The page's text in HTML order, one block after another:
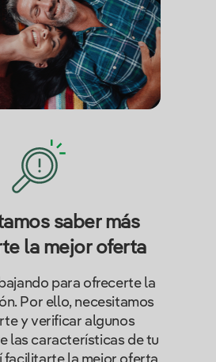
saber más
la mejor oferta
para ofrecerte la
Por ello, necesitamos
y verificar algunos
las características de tu